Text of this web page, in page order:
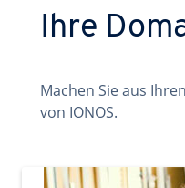
Ihre
Machen Sie aus
von IONOS.